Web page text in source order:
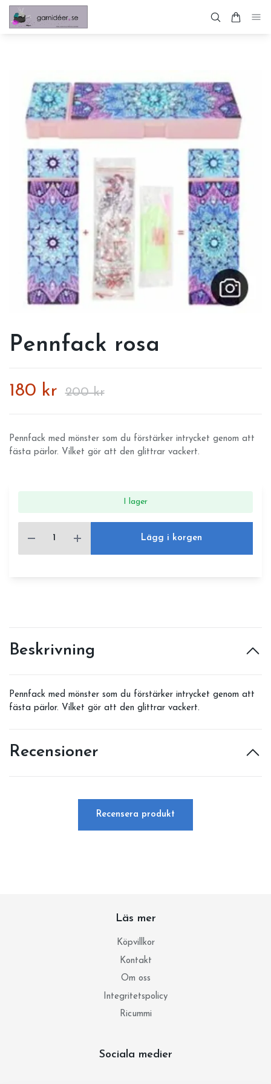
Pennfack rosa
180 kr 200 kr
Pennfack med mönster som du förstärker intrycket genom att
fästa pärlor. Vilket gör att den glittrar vackert.
I lager
Lägg i korgen
Beskrivning
Pennfack med mönster som du förstärker intrycket genom att
fästa pärlor. Vilket gör att den glittrar vackert.
Recensioner
Recensera produkt
Läs mer
Köpvillkor
Kontakt
Om oss
Integritetspolicy
Ricummi
Sociala medier